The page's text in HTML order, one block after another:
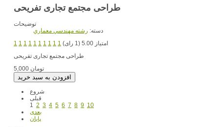
طراحی مجتمع تجاری تفریحی
توضیحات
دسته: رشته مهندسي معماري
1 1 1 1 1 1 1 1 1 1
امتیاز 5.00 (1 رای)
طراحی مجتمع تجاری تفریحی
5,000 تومان
شروع
قبلی
1 2 3 4 5 6 7 8 9 10
بعدی
پایان